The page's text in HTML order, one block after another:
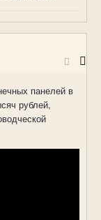
панелей в
рублей,